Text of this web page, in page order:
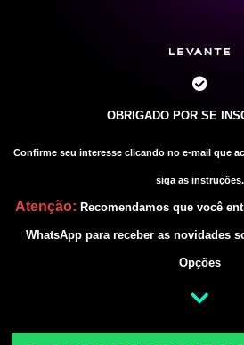
OBRIGADO POR SE
Confirme seu interesse clicando noe-mail que
siga as instruções.
Atenção: Recomendamos que você
WhatsApp para receber as novidades
Opções